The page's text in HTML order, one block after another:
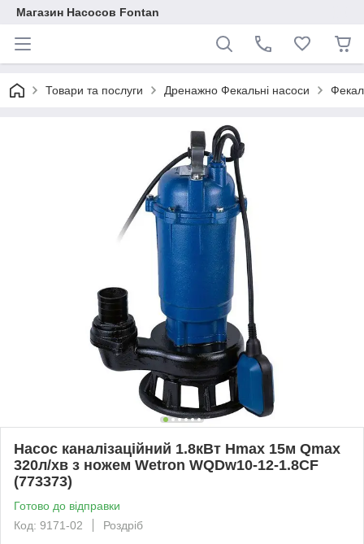
Магазин Насосов Fontan
Товари та послуги Дренажно Фекальні насоси
Насос каналізаційний 1.8кВт Hmax 15м Qmax
320л/хв з ножем Wetron WQDw10-12-1.8CF
(773373)
Готово до відправки
Код: 9171-02
Роздріб